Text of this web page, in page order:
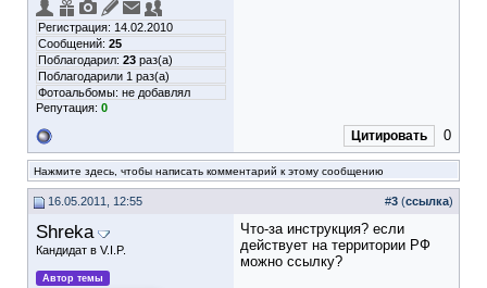
Регистрация: 14.02.2010
Сообщений: 25
Поблагодарил: 23 раз(а)
Поблагодарили 1 раз(а)
Фотоальбомы: не добавлял
Репутация: 0
Цитировать 0
Нажмите здесь, чтобы написать комментарий к этому сообщению
16.05.2011, 12:55 #3 (ссылка)
Shreka
Кандидат в V.I.P.
Автор темы
Что-за инструкция? если
действует на территории РФ
можно ссылку?